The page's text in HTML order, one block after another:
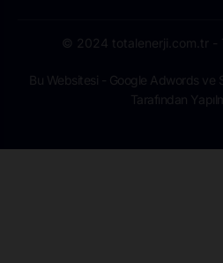
© 2024 totalenerji.com.tr -
Bu Websitesi - Google Adwords ve
Tarafından